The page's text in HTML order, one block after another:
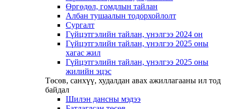
Өргөдөл, гомдлын тайлан
Албан тушаалын тодорхойлолт
Сургалт
Гүйцэтгэлийн тайлан, үнэлгээ 2024 он
Гүйцэтгэлийн тайлан, үнэлгээ 2025 оны
хагас жил
Гүйцэтгэлийн тайлан, үнэлгээ 2025 оны
жилийн эцэс
Төсөв, санхүү, худалдан авах ажиллагааны ил тод
байдал
Шилэн дансны мэдээ